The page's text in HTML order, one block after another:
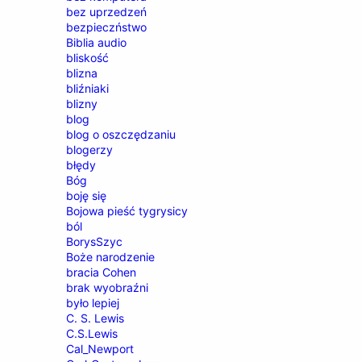
bez uprzedzeń
bezpieczństwo
Biblia audio
bliskość
blizna
bliźniaki
blizny
blog
blog o oszczędzaniu
blogerzy
błędy
Bóg
boję się
Bojowa pieść tygrysicy
ból
BorysSzyc
Boże narodzenie
bracia Cohen
brak wyobraźni
było lepiej
C. S. Lewis
C.S.Lewis
Cal_Newport